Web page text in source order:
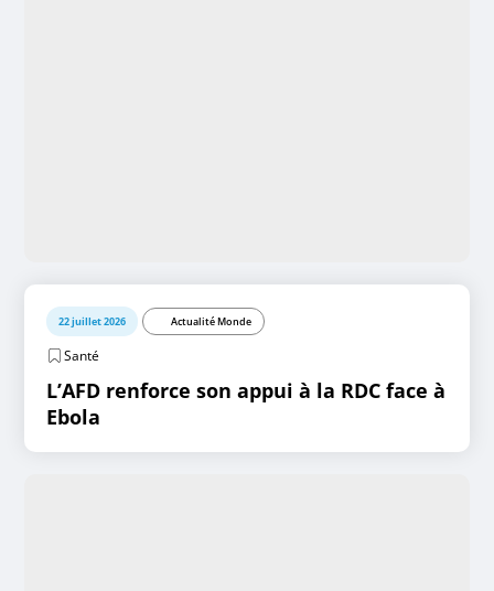
22 juillet 2026 Actualité Monde
Santé
L’AFD renforce son appui à la RDC face à
Ebola